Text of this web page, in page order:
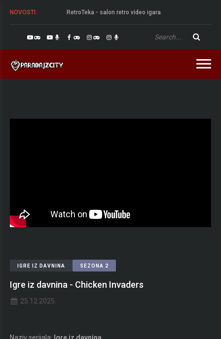
NOVOSTI: RetroTeka - salon retro video igara
IGRE IZ DAVNINA SEZONA 2
Igre iz davnina - Chicken Invaders
25.12.2025.